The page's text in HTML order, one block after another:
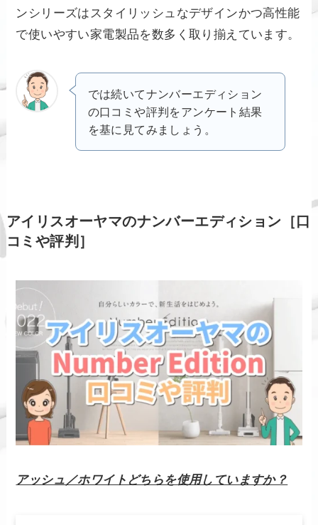
ンシリーズはスタイリッシュなデザインかつ高性能
で使いやすい家電製品を数多く取り揃えています。
では続いてナンバーエディション
の口コミや評判をアンケート結果
を基に見てみましょう。
アイリスオーヤマのナンバーエディション［口
コミや評判］
アッシュ／ホワイトどちらを使用していますか？